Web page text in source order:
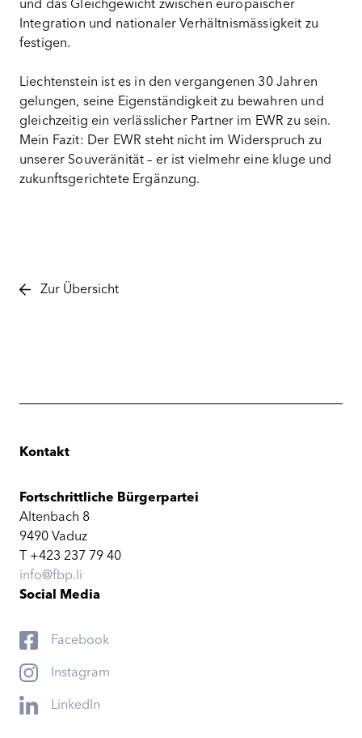
und das Gleichgewicht zwischen europäischer
Integration und nationaler Verhältnismässigkeit zu
festigen.
Liechtenstein ist es in den vergangenen 30 Jahren
gelungen, seine Eigenständigkeit zu bewahren und
gleichzeitig ein verlässlicher Partner im EWR zu sein.
Mein Fazit: Der EWR steht nicht im Widerspruch zu
unserer Souveränität – er ist vielmehr eine kluge und
zukunftsgerichtete Ergänzung.
Zur Übersicht
Kontakt
Fortschrittliche Bürgerpartei
Altenbach 8
9490 Vaduz
T +423 237 79 40
info@fbp.li
Social Media
Facebook
Instagram
LinkedIn